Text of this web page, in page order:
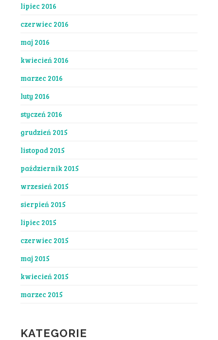
lipiec 2016
czerwiec 2016
maj 2016
kwiecień 2016
marzec 2016
luty 2016
styczeń 2016
grudzień 2015
listopad 2015
październik 2015
wrzesień 2015
sierpień 2015
lipiec 2015
czerwiec 2015
maj 2015
kwiecień 2015
marzec 2015
KATEGORIE